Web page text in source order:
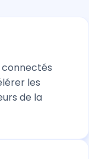
connectés
les
de la